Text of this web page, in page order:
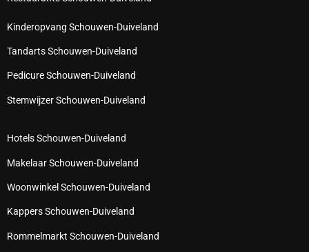
Kinderopvang Schouwen-Duiveland
Tandarts Schouwen-Duiveland
Pedicure Schouwen-Duiveland
Stemwijzer Schouwen-Duiveland
Hotels Schouwen-Duiveland
Makelaar Schouwen-Duiveland
Woonwinkel Schouwen-Duiveland
Kappers Schouwen-Duiveland
Rommelmarkt Schouwen-Duiveland